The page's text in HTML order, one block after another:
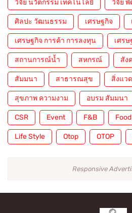
วิจัย นวัตกรรม เทคโนโลยี วิจัย
ศิลปะ วัฒนธรรม เศรษฐกิจ
เศรษฐกิจ การค้า การลงทุน เศร
สถานการณ์น้ำ สหกรณ์ สัง
สัมมนา สาธารณสุข สิ่งแว
สุขภาพ ความงาม อบรม สัมมนา
CSR Event F&B Food
Life Style Otop OTOP
Responsive